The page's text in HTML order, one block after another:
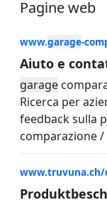
Pagine web
www.garage-
Aiuto e
garage
Ricerca per
feedback sulla
comparazione /